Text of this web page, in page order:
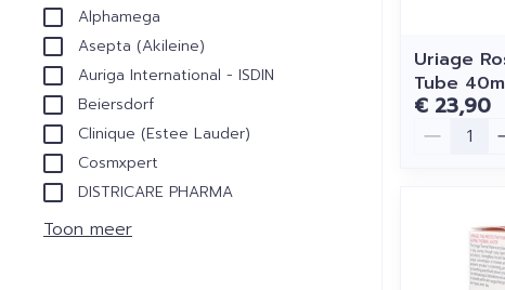
Alphamega
Asepta (Akileine)
Auriga International - ISDIN
Beiersdorf
Clinique (Estee Lauder)
Cosmxpert
DISTRICARE PHARMA
Toon meer
Uriage
Tube
€ 23,90
Aantal